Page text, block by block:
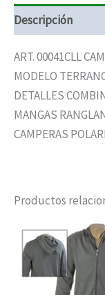
Descripción
ART. 00041CLL
MODELO
DETALLES
MANGAS
CAMPERAS
Productos